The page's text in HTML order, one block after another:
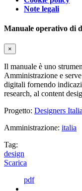
Note legali
Manuale operativo di
×
Il manuale è uno
Amministrazione e
digitali fornendo
research, al content
Progetto: Designers Italia
Amministrazione: italia
Tag:
design
Scarica
pdf